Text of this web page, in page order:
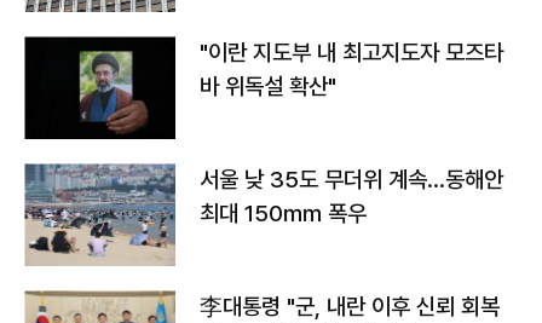
"이란 지도부 내 최고지도자 모즈타
바 위독설 확산"
서울 낮 35도 무더위 계속…동해안
최대 150㎜ 폭우
李대통령 "군, 내란 이후 신뢰 회복